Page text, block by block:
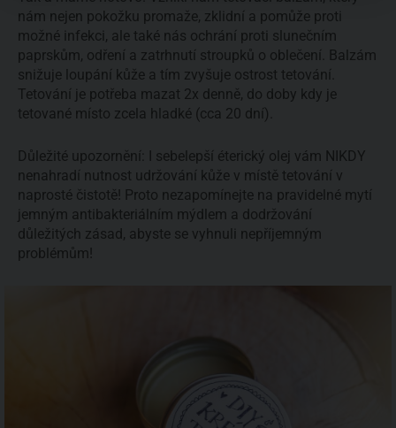
nám nejen pokožku promaže, zklidní a pomůže proti
možné infekci, ale také nás ochrání proti slunečním
paprskům, odření a zatrhnutí stroupků o oblečení. Balzám
snižuje loupání kůže a tím zvyšuje ostrost tetování.
Tetování je potřeba mazat 2x denně, do doby kdy je
tetované místo zcela hladké (cca 20 dní).
Důležité upozornění: I sebelepší éterický olej vám NIKDY
nenahradí nutnost udržování kůže v místě tetování v
naprosté čistotě! Proto nezapomínejte na pravidelné mytí
jemným antibakteriálním mýdlem a dodržování
důležitých zásad, abyste se vyhnuli nepříjemným
problémům!